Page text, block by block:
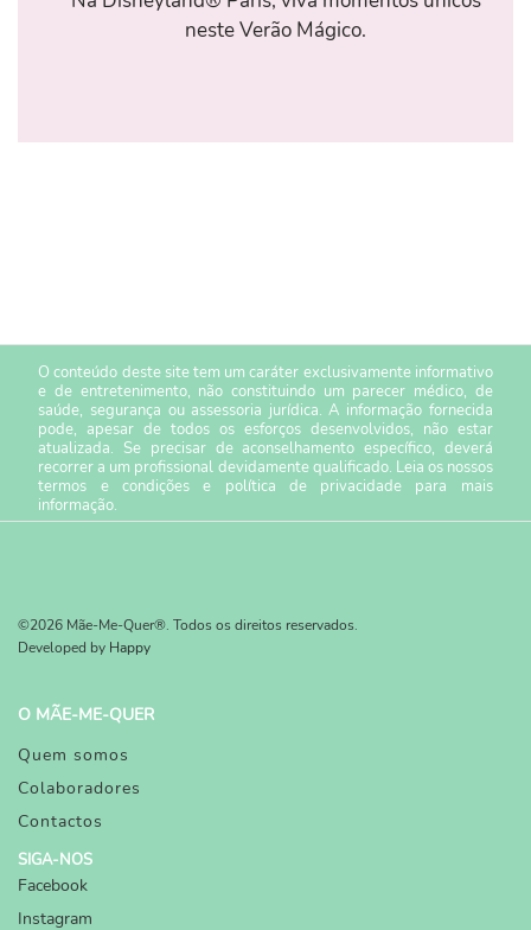
neste Verão Mágico.
O conteúdo deste site tem um caráter exclusivamente informativo
e de entretenimento, não constituindo um parecer médico, de
saúde, segurança ou assessoria jurídica. A informação fornecida
pode, apesar de todos os esforços desenvolvidos, não estar
atualizada. Se precisar de aconselhamento específico, deverá
recorrer a um profissional devidamente qualificado. Leia os nossos
termos e condiçõese política de privacidade para mais
informação.
©2026 Mãe-Me-Quer®. Todos os direitos reservados.
Developed by Happy
O MÃE-ME-QUER
Quem somos
Colaboradores
Contactos
SIGA-NOS
Facebook
Instagram